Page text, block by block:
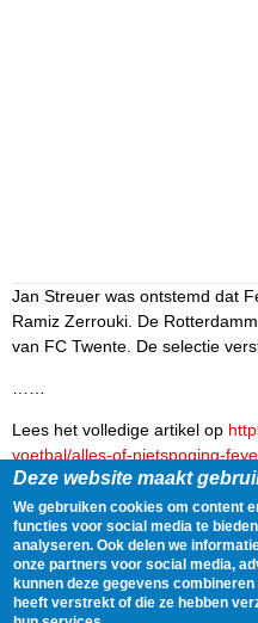
Jan Streuer was ontstemd dat
Ramiz Zerrouki. De
van FC Twente. De selectie
Lees het volledige artikel op
voetbal/alles-of-nietspoging-
alternatief-voor-zerrouki-bleek-
Delen Tweet 1 February,
Gegevens
Deze website maakt
We gebruiken cookies om content
functies voor social media te
analyseren. Ook delen we
onze partners voor social media,
kunnen deze gegevens
heeft verstrekt of die ze hebben